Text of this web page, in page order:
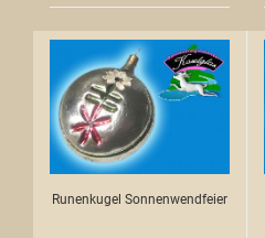
Runenkugel Sonnenwendfeier